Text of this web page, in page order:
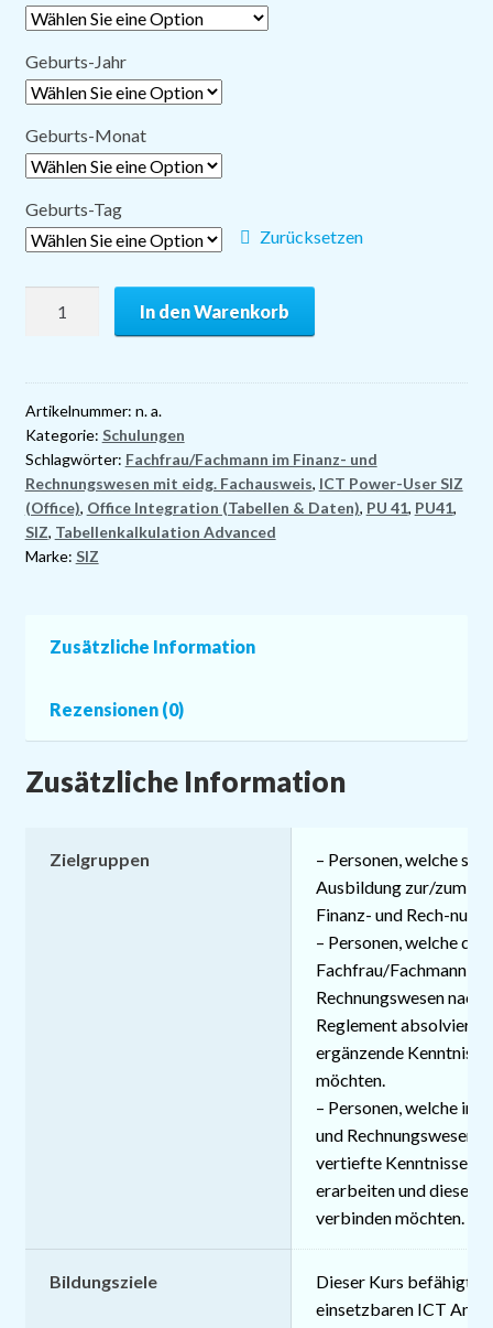
Geburts-Jahr
Geburts-Monat
Geburts-Tag
Zurücksetzen
Fachleute
Finanz-
und
Rechnungswesen
(alles
inklusive)
Menge
In den Warenkorb
Artikelnummer: n. a.
Kategorie: Schulungen
Schlagwörter: Fachfrau/Fachmann im Finanz- und
Rechnungswesen mit eidg. Fachausweis, ICT Power-User SIZ
(Office), Office Integration (Tabellen & Daten), PU 41, PU41,
SIZ, Tabellenkalkulation Advanced
Marke: SIZ
Zusätzliche Information
Rezensionen (0)
Zusätzliche Information
Zielgruppen
– Personen, welche
Ausbildung zur/zum
Finanz- und Rech-
– Personen, welche die
Fachfrau/Fachmann
Rechnungswesen
Reglement absolviert
ergänzende
möchten.
– Personen, welche in
und Rechnungswesen
vertiefte Kenntnisse
erarbeiten und diese
verbinden möchten.
Bildungsziele
Dieser Kurs befähigt
einsetzbaren ICT